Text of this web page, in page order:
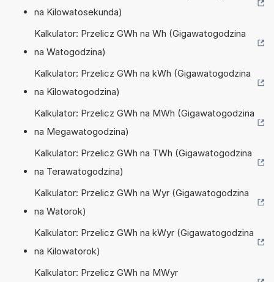
na Kilowatosekunda)
Kalkulator: Przelicz GWh na Wh (Gigawatogodzina
na Watogodzina)
Kalkulator: Przelicz GWh na kWh (Gigawatogodzina
na Kilowatogodzina)
Kalkulator: Przelicz GWh na MWh (Gigawatogodzina
na Megawatogodzina)
Kalkulator: Przelicz GWh na TWh (Gigawatogodzina
na Terawatogodzina)
Kalkulator: Przelicz GWh na Wyr (Gigawatogodzina
na Watorok)
Kalkulator: Przelicz GWh na kWyr (Gigawatogodzina
na Kilowatorok)
Kalkulator: Przelicz GWh na MWyr